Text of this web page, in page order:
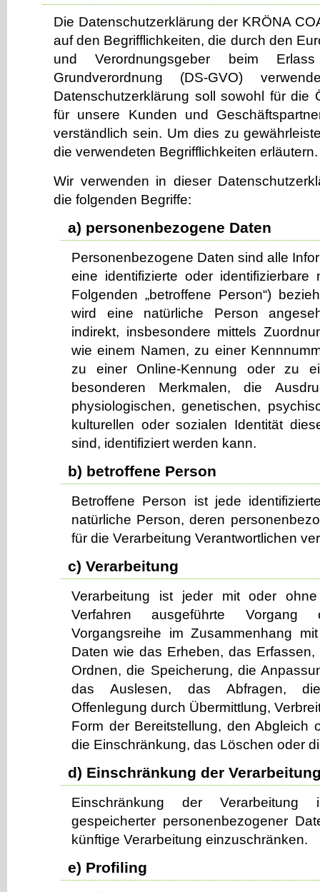
Die Datenschutzerklärung der KRÖNA
auf den Begrifflichkeiten, die durch den
und Verordnungsgeber beim
Grundverordnung (DS-GVO)
Datenschutzerklärung soll sowohl für die
für unsere Kunden und
verständlich sein. Um dies zu
die verwendeten Begrifflichkeiten erläutern.
Wir verwenden in dieser
die folgenden Begriffe:
a) personenbezogene Daten
Personenbezogene Daten sind alle
eine identifizierte oder identifizierbare
Folgenden „betroffene Person“)
wird eine natürliche Person
indirekt, insbesondere mittels
wie einem Namen, zu einer
zu einer Online-Kennung oder zu
besonderen Merkmalen, die
physiologischen, genetischen,
kulturellen oder sozialen Identität
sind, identifiziert werden kann.
b) betroffene Person
Betroffene Person ist jede
natürliche Person, deren
für die Verarbeitung Verantwortlichen
c) Verarbeitung
Verarbeitung ist jeder mit oder ohne
Verfahren ausgeführte
Vorgangsreihe im Zusammenhang
Daten wie das Erheben, das
Ordnen, die Speicherung, die
das Auslesen, das Abfragen,
Offenlegung durch Übermittlung,
Form der Bereitstellung, den Abgleich
die Einschränkung, das Löschen oder
d) Einschränkung der
Einschränkung der
gespeicherter personenbezogener
künftige Verarbeitung einzuschränken.
e) Profiling